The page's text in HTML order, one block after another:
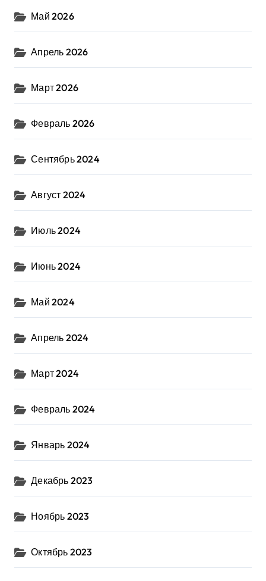
Май 2026
Апрель 2026
Март 2026
Февраль 2026
Сентябрь 2024
Август 2024
Июль 2024
Июнь 2024
Май 2024
Апрель 2024
Март 2024
Февраль 2024
Январь 2024
Декабрь 2023
Ноябрь 2023
Октябрь 2023